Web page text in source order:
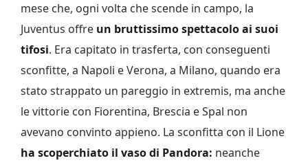
mese che, ogni volta che scende in campo, la
Juventus offre un bruttissimo spettacolo ai suoi
tifosi. Era capitato in trasferta, con conseguenti
sconfitte, a Napoli e Verona, a Milano, quando era
stato strappato un pareggio in extremis, ma anche
le vittorie con Fiorentina, Brescia e Spal non
avevano convinto appieno. La sconfitta con il Lione
ha scoperchiato il vaso di Pandora: neanche